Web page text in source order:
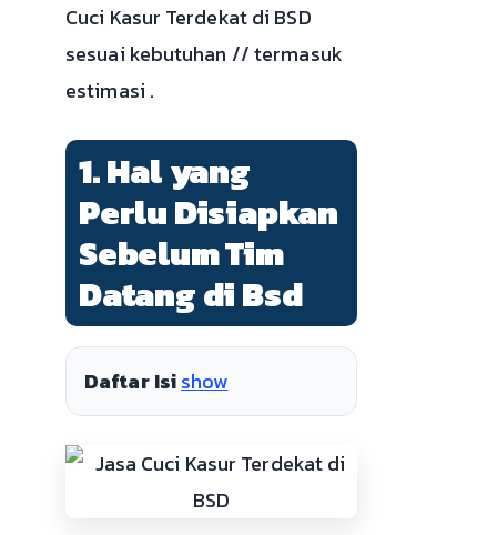
Cuci Kasur Terdekat di BSD
sesuai kebutuhan // termasuk
estimasi .
1. Hal yang
Perlu Disiapkan
Sebelum Tim
Datang di Bsd
Daftar Isishow